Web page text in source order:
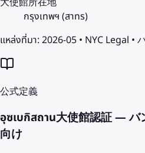
กรุงเทพฯ (สาทร)
แหล่งที่มา: 2026-05 • NYC Legal •
公式定義
อุซเบกิสถาน大使館認証 —
向け